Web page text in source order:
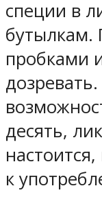
специи в
бутылкам.
пробками
десять,
к